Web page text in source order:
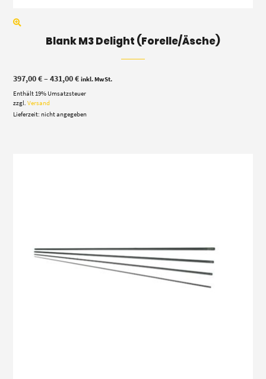
Blank M3 Delight (Forelle/Äsche)
397,00€–431,00€Preisspanne:
bis
inkl. MwSt.
Enthält 19% Umsatzsteuer
zzgl.Versand
Lieferzeit: nicht angegeben